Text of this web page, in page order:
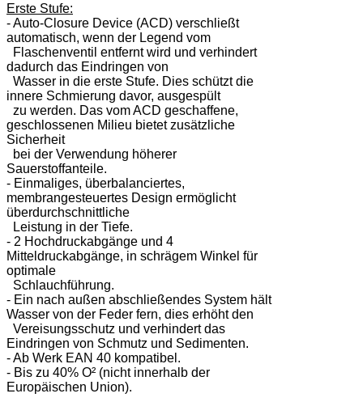
Erste Stufe:
- Auto-Closure Device (ACD) verschließt
automatisch, wenn der Legend vom
Flaschenventil entfernt wird und verhindert
dadurch das Eindringen von
Wasser in die erste Stufe. Dies schützt die
innere Schmierung davor, ausgespült
zu werden. Das vom ACD geschaffene,
geschlossenen Milieu bietet zusätzliche
Sicherheit
bei der Verwendung höherer
Sauerstoffanteile.
- Einmaliges, überbalanciertes,
membrangesteuertes Design ermöglicht
überdurchschnittliche
Leistung in der Tiefe.
- 2 Hochdruckabgänge und 4
Mitteldruckabgänge, in schrägem Winkel für
optimale
Schlauchführung.
- Ein nach außen abschließendes System hält
Wasser von der Feder fern, dies erhöht den
Vereisungsschutz und verhindert das
Eindringen von Schmutz und Sedimenten.
- Ab Werk EAN 40 kompatibel.
- Bis zu 40% O² (nicht innerhalb der
Europäischen Union).